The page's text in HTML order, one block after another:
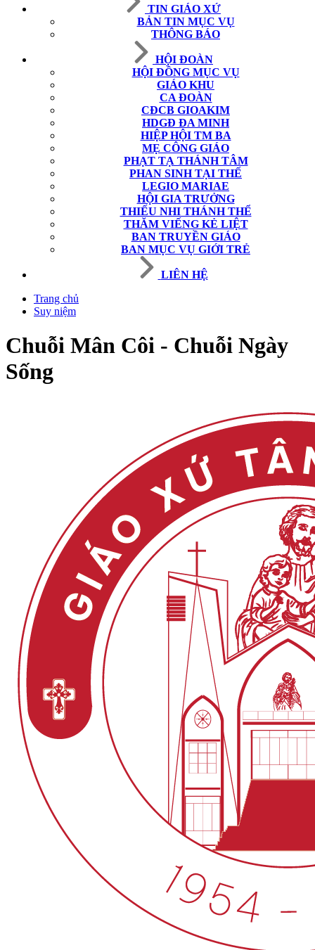
TIN GIÁO XỨ
BẢN TIN MỤC VỤ
THÔNG BÁO
HỘI ĐOÀN
HỘI ĐỒNG MỤC VỤ
GIÁO KHU
CA ĐOÀN
CĐCB GIOAKIM
HDGĐ ĐA MINH
HIỆP HỘI TM BA
MẸ CÔNG GIÁO
PHẠT TẠ THÁNH TÂM
PHAN SINH TẠI THẾ
LEGIO MARIAE
HỘI GIA TRƯỞNG
THIẾU NHI THÁNH THỂ
THĂM VIẾNG KẺ LIỆT
BAN TRUYỀN GIÁO
BAN MỤC VỤ GIỚI TRẺ
LIÊN HỆ
Trang chủ
Suy niệm
Chuỗi Mân Côi - Chuỗi Ngày
Sống